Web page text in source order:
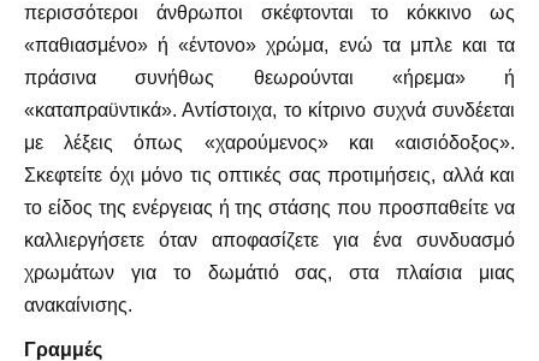
περισσότεροι άνθρωποι σκέφτονται το κόκκινο ως
«παθιασμένο» ή «έντονο» χρώμα, ενώ τα μπλε και τα
πράσινα συνήθως θεωρούνται «ήρεμα» ή
«καταπραϋντικά». Αντίστοιχα, το κίτρινο συχνά συνδέεται
με λέξεις όπως «χαρούμενος» και «αισιόδοξος».
Σκεφτείτε όχι μόνο τις οπτικές σας προτιμήσεις, αλλά και
το είδος της ενέργειας ή της στάσης που προσπαθείτε να
καλλιεργήσετε όταν αποφασίζετε για ένα συνδυασμό
χρωμάτων για το δωμάτιό σας, στα πλαίσια μιας
ανακαίνισης.
Γραμμές